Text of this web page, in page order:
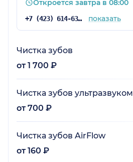
Откроется завтра в 08:00
+7 (423) 614-63-68 показать
Чистка зубов
от 1 700 ₽
Чистка зубов ультразвуком
от 700 ₽
Чистка зубов AirFlow
от 160 ₽